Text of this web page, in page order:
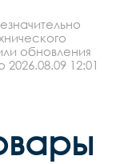
обновления
12:01